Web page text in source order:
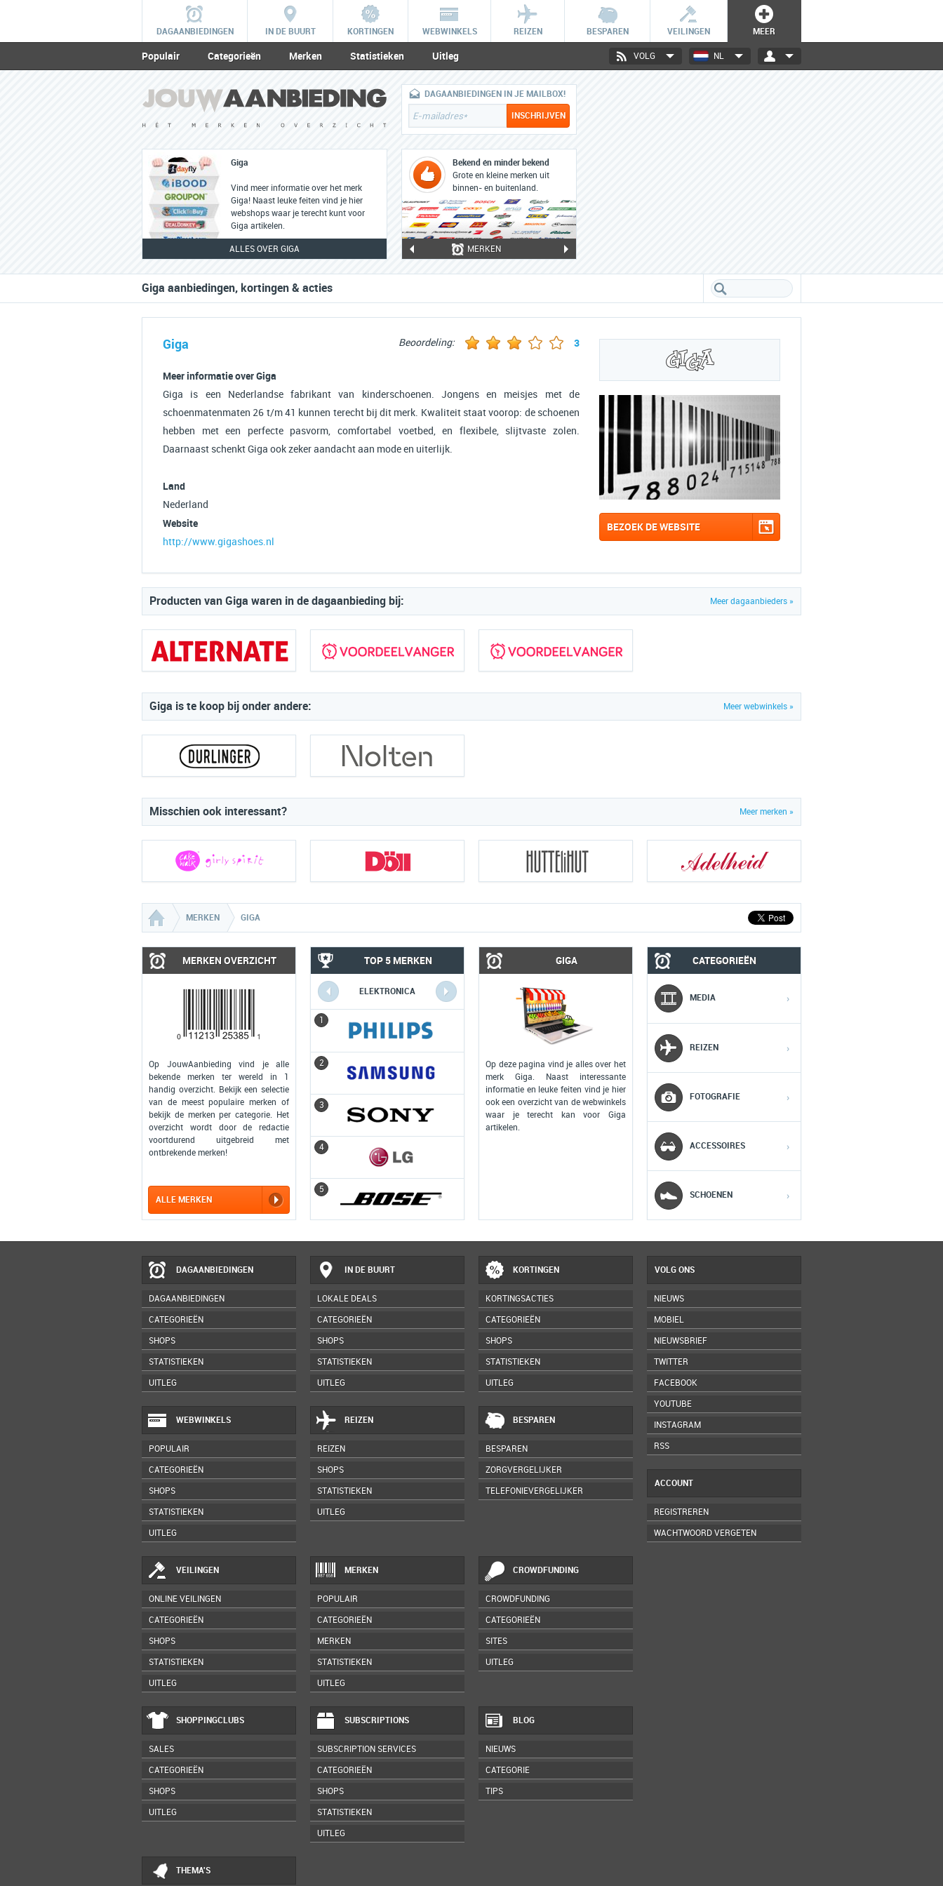
DAGAANBIEDINGEN IN DE BUURT KORTINGEN WEBWINKELS REIZEN BESPAREN VEILINGEN MEER
Populair Categorieën Merken Statistieken Uitleg NL
VOLG
Giga
Vind meer informatie over het merk
Giga! Naast leuke feiten vind je hier
webshops waar je terecht kunt voor
Giga artikelen.
ALLES OVER GIGA
DAGAANBIEDINGEN IN JE MAILBOX!
Bekend én minder bekend
Grote en kleine merken uit
binnen- en buitenland.
MERKEN
Giga aanbiedingen, kortingen & acties
Giga Beoordeling: 3
Meer informatie over Giga
Giga is een Nederlandse fabrikant van kinderschoenen. Jongens en meisjes met de
schoenmatenmaten 26 t/m 41 kunnen terecht bij dit merk. Kwaliteit staat voorop: de schoenen
hebben met een perfecte pasvorm, comfortabel voetbed, en flexibele, slijtvaste zolen.
Daarnaast schenkt Giga ook zeker aandacht aan mode en uiterlijk.
Land
Nederland
Website
http://www.gigashoes.nl
BEZOEK DE WEBSITE
Meer dagaanbieders »
Producten van Giga waren in de dagaanbieding bij:
Meer webwinkels »
Giga is te koop bij onder andere:
Meer merken »
Misschien ook interessant?
MERKEN GIGA
MERKEN OVERZICHT
Op JouwAanbieding vind je alle
bekende merken ter wereld in 1
handig overzicht. Bekijk een selectie
van de meest populaire merken of
bekijk de merken per categorie. Het
overzicht wordt door de redactie
voortdurend uitgebreid met
ontbrekende merken!
ALLE MERKEN
TOP 5 MERKEN
ELEKTRONICA
1
2
3
4
5
COMPUTERS MOBIEL
2
3
GIGA
Op deze pagina vind je alles over het
merk Giga. Naast interessante
informatie en leuke feiten vind je hier
ook een overzicht van de webwinkels
waar je terecht kan voor Giga
artikelen.
CATEGORIEËN
MEDIA ›
REIZEN ›
FOTOGRAFIE ›
ACCESSOIRES ›
SCHOENEN ›
DAGAANBIEDINGEN
DAGAANBIEDINGEN
CATEGORIEËN
SHOPS
STATISTIEKEN
UITLEG
IN DE BUURT
LOKALE DEALS
CATEGORIEËN
SHOPS
STATISTIEKEN
UITLEG
KORTINGEN
KORTINGSACTIES
CATEGORIEËN
SHOPS
STATISTIEKEN
UITLEG
WEBWINKELS
POPULAIR
CATEGORIEËN
SHOPS
STATISTIEKEN
UITLEG
REIZEN
REIZEN
SHOPS
STATISTIEKEN
UITLEG
BESPAREN
BESPAREN
ZORGVERGELIJKER
TELEFONIEVERGELIJKER
VEILINGEN
ONLINE VEILINGEN
CATEGORIEËN
SHOPS
STATISTIEKEN
UITLEG
MERKEN
POPULAIR
CATEGORIEËN
MERKEN
STATISTIEKEN
UITLEG
CROWDFUNDING
CROWDFUNDING
CATEGORIEËN
SITES
UITLEG
SHOPPINGCLUBS
SALES
CATEGORIEËN
SHOPS
UITLEG
SUBSCRIPTIONS
SUBSCRIPTION SERVICES
CATEGORIEËN
SHOPS
STATISTIEKEN
UITLEG
BLOG
NIEUWS
CATEGORIE
TIPS
THEMA'S
VOLG ONS
NIEUWS
MOBIEL
NIEUWSBRIEF
TWITTER
FACEBOOK
YOUTUBE
INSTAGRAM
RSS
ACCOUNT
REGISTREREN
WACHTWOORD VERGETEN